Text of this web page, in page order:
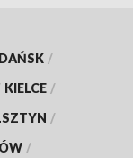
/
KIELCE /
/
/